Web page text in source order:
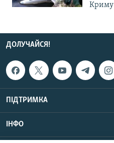
Криму
ДОЛУЧАЙСЯ!
ПІДТРИМКА
ІНФО